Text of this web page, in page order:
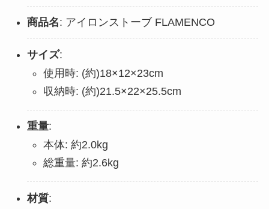
商品名: アイロンストーブ FLAMENCO
サイズ:
使用時: (約)18×12×23cm
収納時: (約)21.5×22×25.5cm
重量:
本体: 約2.0kg
総重量: 約2.6kg
材質: